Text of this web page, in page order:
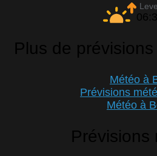
Plus de
Météo à
Prévisions
Météo à
Prévisions